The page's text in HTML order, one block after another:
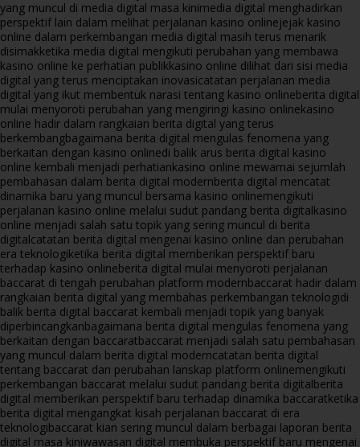
yang muncul di media digital masa kinimedia digital menghadirkan
perspektif lain dalam melihat perjalanan kasino onlinejejak kasino
online dalam perkembangan media digital masih terus menarik
disimakketika media digital mengikuti perubahan yang membawa
kasino online ke perhatian publikkasino online dilihat dari sisi media
digital yang terus menciptakan inovasicatatan perjalanan media
digital yang ikut membentuk narasi tentang kasino onlineberita digital
mulai menyoroti perubahan yang mengiringi kasino onlinekasino
online hadir dalam rangkaian berita digital yang terus
berkembangbagaimana berita digital mengulas fenomena yang
berkaitan dengan kasino onlinedi balik arus berita digital kasino
online kembali menjadi perhatiankasino online mewarnai sejumlah
pembahasan dalam berita digital modernberita digital mencatat
dinamika baru yang muncul bersama kasino onlinemengikuti
perjalanan kasino online melalui sudut pandang berita digitalkasino
online menjadi salah satu topik yang sering muncul di berita
digitalcatatan berita digital mengenai kasino online dan perubahan
era teknologiketika berita digital memberikan perspektif baru
terhadap kasino onlineberita digital mulai menyoroti perjalanan
baccarat di tengah perubahan platform modernbaccarat hadir dalam
rangkaian berita digital yang membahas perkembangan teknologidi
balik berita digital baccarat kembali menjadi topik yang banyak
diperbincangkanbagaimana berita digital mengulas fenomena yang
berkaitan dengan baccaratbaccarat menjadi salah satu pembahasan
yang muncul dalam berita digital moderncatatan berita digital
tentang baccarat dan perubahan lanskap platform onlinemengikuti
perkembangan baccarat melalui sudut pandang berita digitalberita
digital memberikan perspektif baru terhadap dinamika baccaratketika
berita digital mengangkat kisah perjalanan baccarat di era
teknologibaccarat kian sering muncul dalam berbagai laporan berita
digital masa kiniwawasan digital membuka perspektif baru mengenai